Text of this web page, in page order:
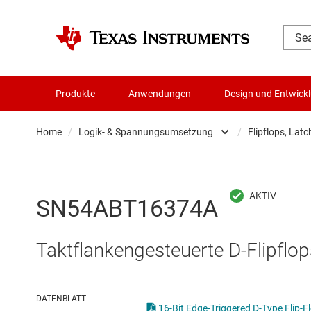
Produkte Anwendungen Design und
Home / Logik- & Spannungsumsetzung
Batteriemanagement-ICs
Die- & Wafer-Services
/ Flipflops,
SN54ABT16374A
Taktflankengesteuerte D-
DATENBLATT
16-Bit Edge-Triggered D-Type Flip-